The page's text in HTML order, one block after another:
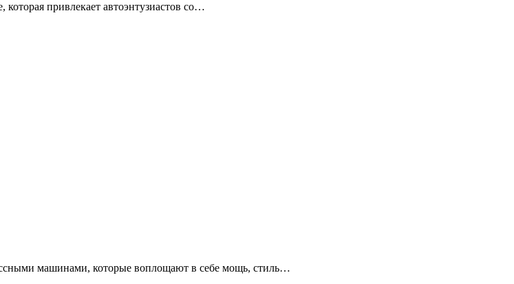
привлекает автоэнтузиастов со…
машинами, которые воплощают в себе мощь, стиль…